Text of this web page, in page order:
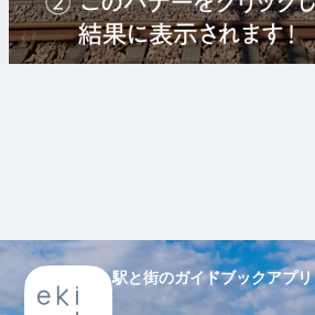
駅と街のガイドブックアプリ